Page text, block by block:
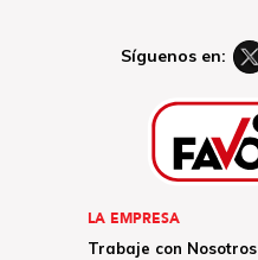
Síguenos en:
LA EMPRESA
Trabaje con Nosotros